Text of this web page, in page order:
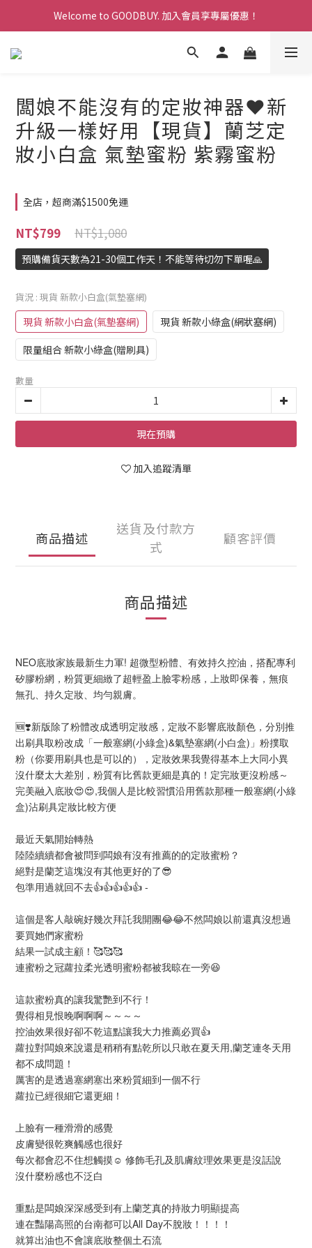
Welcome to GOODBUY. 加入會員享專屬優惠！
Welcome to GOODBUY. 加入會員享專屬優惠！
寵愛計畫:消費累計點數換現金折扣，折抵無上限！
闆娘不能沒有的定妝神器❤️新
升級一樣好用【現貨】蘭芝定
妝小白盒 氣墊蜜粉 紫霧蜜粉
全店，超商滿$1500免運
NT$1,080
NT$799
預購備貨天數為21-30個工作天！不能等待切勿下單喔🙏
貨況 : 現貨 新款小白盒(氣墊塞網)
現貨 新款小白盒(氣墊塞網)
現貨 新款小綠盒(網狀塞網)
限量組合 新款小綠盒(贈刷具)
數量
現在預購
加入追蹤清單
商品描述
送貨及付款方
式
顧客評價
商品描述
NEO底妝家族最新生力軍! 超微型粉體、有效持久控油，搭配專利
矽膠粉網，粉質更細緻了超輕盈上臉零粉感，上妝即保養，無痕
無孔、持久定妝、均勻親膚。
🆕❣️新版除了粉體改成透明定妝感，定妝不影響底妝顏色，分別推
出刷具取粉改成「一般塞網(小綠盒)&氣墊塞網(小白盒)」粉撲取
粉（你要用刷具也是可以的），定妝效果我覺得基本上大同小異
沒什麼太大差別，粉質有比舊款更細是真的！定完妝更沒粉感～
完美融入底妝😍😍,我個人是比較習慣沿用舊款那種一般塞網(小綠
盒)沾刷具定妝比較方便
最近天氣開始轉熱
陸陸續續都會被問到闆娘有沒有推薦的的定妝蜜粉？
絕對是蘭芝這塊沒有其他更好的了😎
包準用過就回不去👍👍👍👍👍 -
這個是客人敲碗好幾次拜託我開團😂😂不然闆娘以前還真沒想過
要買她們家蜜粉
結果一試成主顧！🥰🥰🥰
連蜜粉之冠蘿拉柔光透明蜜粉都被我晾在一旁😆
這款蜜粉真的讓我驚艷到不行！
覺得相見恨晚啊啊啊～～～～
控油效果很好卻不乾這點讓我大力推薦必買👍
蘿拉對闆娘來說還是稍稍有點乾所以只敢在夏天用,蘭芝連冬天用
都不成問題！
厲害的是透過塞網塞出來粉質細到一個不行
蘿拉已經很細它還更細！
上臉有一種滑滑的感覺
皮膚變很乾爽觸感也很好
每次都會忍不住想觸摸☺️ 修飾毛孔及肌膚紋理效果更是沒話說
沒什麼粉感也不泛白
重點是闆娘深深感受到有上蘭芝真的持妝力明顯提高
連在豔陽高照的台南都可以All Day不脫妝！！！！
就算出油也不會讓底妝整個土石流